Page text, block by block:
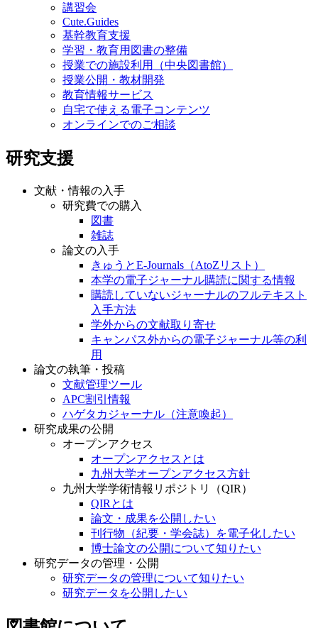
講習会
Cute.Guides
基幹教育支援
学習・教育用図書の整備
授業での施設利用（中央図書館）
授業公開・教材開発
教育情報サービス
自宅で使える電子コンテンツ
オンラインでのご相談
研究支援
文献・情報の入手
研究費での購入
図書
雑誌
論文の入手
きゅうとE-Journals（AtoZリスト）
本学の電子ジャーナル購読に関する情報
購読していないジャーナルのフルテキスト
入手方法
学外からの文献取り寄せ
キャンパス外からの電子ジャーナル等の利
用
論文の執筆・投稿
文献管理ツール
APC割引情報
ハゲタカジャーナル（注意喚起）
研究成果の公開
オープンアクセス
オープンアクセスとは
九州大学オープンアクセス方針
九州大学学術情報リポジトリ（QIR）
QIRとは
論文・成果を公開したい
刊行物（紀要・学会誌）を電子化したい
博士論文の公開について知りたい
研究データの管理・公開
研究データの管理について知りたい
研究データを公開したい